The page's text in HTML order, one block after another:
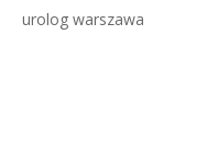
urolog warszawa